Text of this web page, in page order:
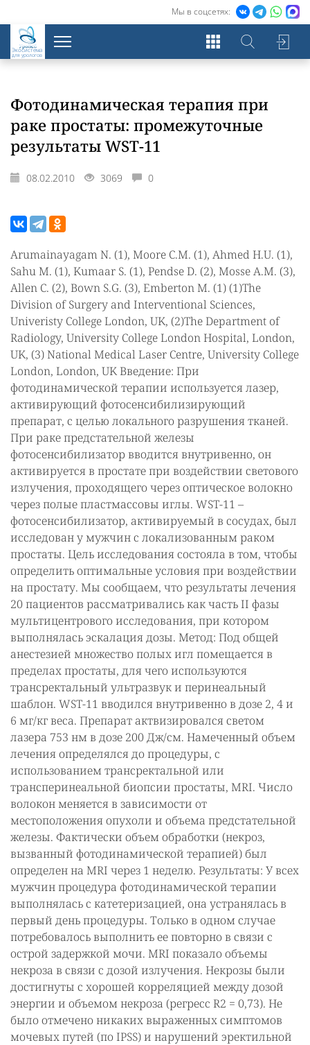
Мы в соцсетях:
Экосистема
для урологов
Фотодинамическая терапия при
раке простаты: промежуточные
результаты WST-11
08.02.2010 3069 0
Arumainayagam N. (1), Moore C.M. (1), Ahmed H.U. (1),
Sahu M. (1), Kumaar S. (1), Pendse D. (2), Mosse A.M. (3),
Allen C. (2), Bown S.G. (3), Emberton M. (1) (1)The
Division of Surgery and Interventional Sciences,
Univeristy College London, UK, (2)The Department of
Radiology, University College London Hospital, London,
UK, (3) National Medical Laser Centre, University College
London, London, UK Введение: При
фотодинамической терапии используется лазер,
активирующий фотосенсибилизирующий
препарат, с целью локального разрушения тканей.
При раке предстательной железы
фотосенсибилизатор вводится внутривенно, он
активируется в простате при воздействии светового
излучения, проходящего через оптическое волокно
через полые пластмассовы иглы. WST-11 –
фотосенсибилизатор, активируемый в сосудах, был
исследован у мужчин с локализованным раком
простаты. Цель исследования состояла в том, чтобы
определить оптимальные условия при воздействии
на простату. Мы сообщаем, что результаты лечения
20 пациентов рассматривались как часть II фазы
мультицентрового исследования, при котором
выполнялась эскалация дозы. Метод: Под общей
анестезией множество полых игл помещается в
пределах простаты, для чего используются
трансректальный ультразвук и перинеальный
шаблон. WST-11 вводился внутривенно в дозе 2, 4 и
6 мг/кг веса. Препарат актвизировался светом
лазера 753 нм в дозе 200 Дж/см. Намеченный объем
лечения определялся до процедуры, с
использованием трансректальной или
трансперинеальной биопсии простаты, MRI. Число
волокон меняется в зависимости от
местоположения опухоли и объема предстательной
железы. Фактически объем обработки (некроз,
вызванный фотодинамической терапией) был
определен на MRI через 1 неделю. Результаты: У всех
мужчин процедура фотодинамической терапии
выполнялась с катетеризацией, она устранялась в
первый день процедуры. Только в одном случае
потребовалось выполнить ее повторно в связи с
острой задержкой мочи. MRI показало объемы
некроза в связи с дозой излучения. Некрозы были
достигнуты с хорошей корреляцией между дозой
энергии и объемом некроза (регресс R2 = 0,73). Не
было отмечено никаких выраженных симптомов
мочевых путей (по IPSS) и нарушений эректильной